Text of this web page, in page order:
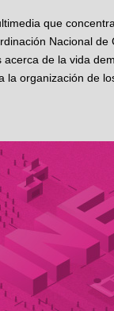
que
Nacional de
acerca de la vida
la organización de